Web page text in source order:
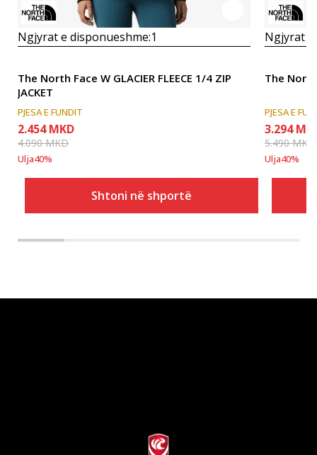
Ngjyrat e disponueshme:1
The North Face W GLACIER FLEECE 1/4 ZIP
JACKET
PJESA E FUNDIT
2.454 MKD
4.090MKD
Ulja40%
Shtoni në shportë
Ngjyrat e
The
PJESA E
3.294
5.490MKD
Ulja40%